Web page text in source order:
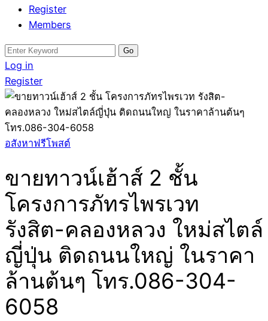
Register
Members
Search
for:
Log in
Register
อสังหาฟรีโพสต์
ขายทาวน์เฮ้าส์ 2 ชั้น
โครงการภัทรไพรเวท
รังสิต-คลองหลวง ใหม่สไตล์
ญี่ปุ่น ติดถนนใหญ่ ในราคา
ล้านต้นๆ โทร.086-304-
6058